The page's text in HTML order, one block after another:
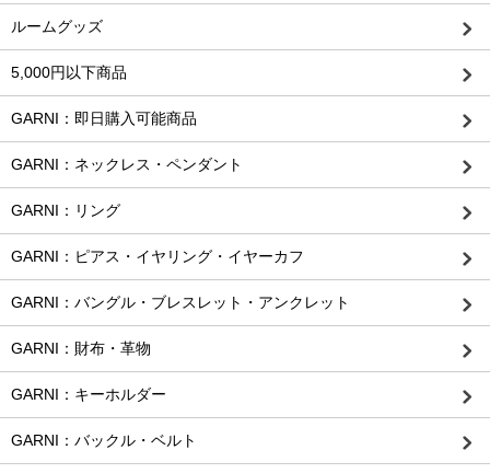
ルームグッズ
5,000円以下商品
GARNI：即日購入可能商品
GARNI：ネックレス・ペンダント
GARNI：リング
GARNI：ピアス・イヤリング・イヤーカフ
GARNI：バングル・ブレスレット・アンクレット
GARNI：財布・革物
GARNI：キーホルダー
GARNI：バックル・ベルト